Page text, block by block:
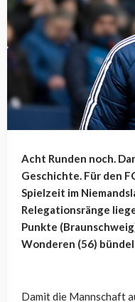
Acht Runden noch.
Geschichte. Für den
Spielzeit im
Relegationsränge
Punkte
Wonderen (56)
Damit die Mannschaft